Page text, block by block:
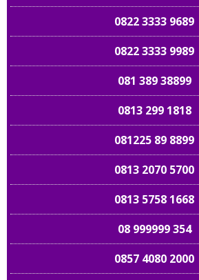
0822 3333 9689
0822 3333 9989
081 389 38899
0813 299 1818
081225 89 8899
0813 2070 5700
0813 5758 1668
08 999999 354
0857 4080 2000